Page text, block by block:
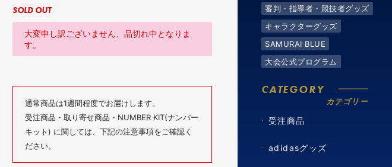
SOLD OUT
大変申し訳ございません、品切れ中となりま
す。
通常商品は1週間程度でお届けします。
受注商品・取り寄せ商品・NUMBER KIT(ナンバー
キット) に関しては、下記の注意事項をご確認く
ださい。
審判・指導者・競技者グッズ
キャラクターグッズ
SAMURAI BLUE
大会公式プログラム
CATEGORY
カテゴリー
受注商品
adidasグッズ